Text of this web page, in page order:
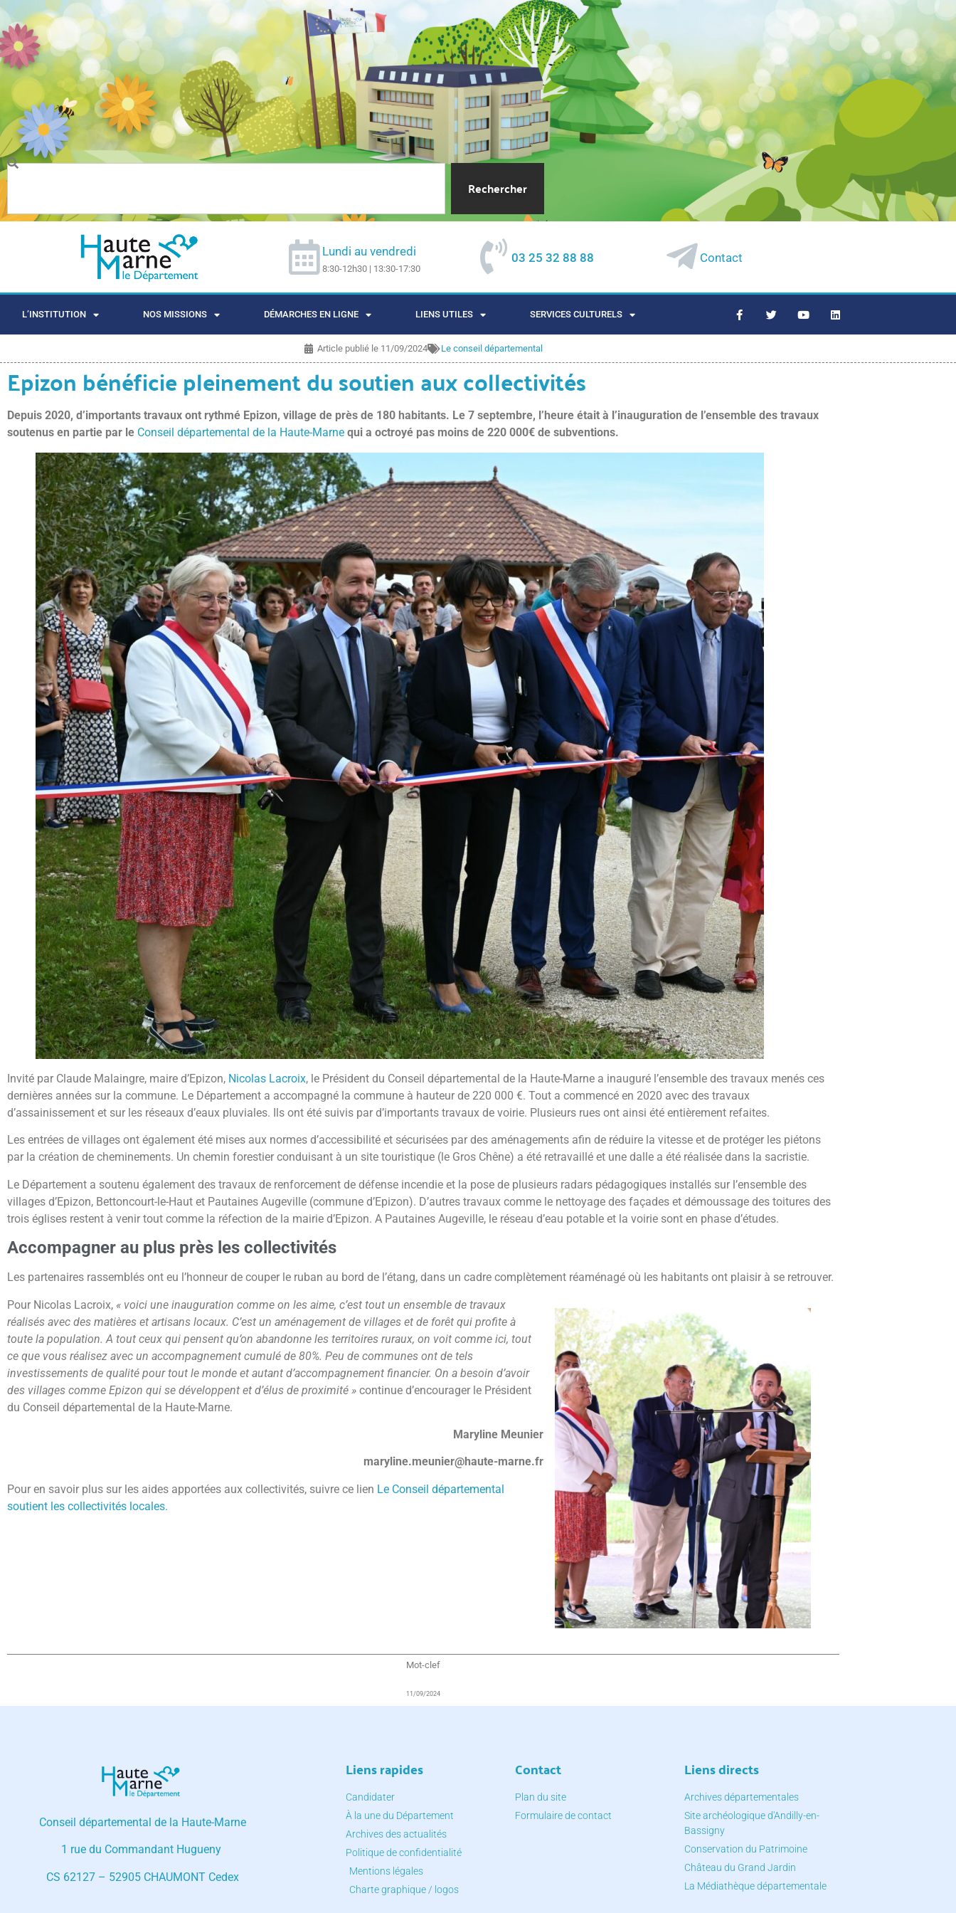
Rechercher
Lundi au vendredi
8:30-12h30 | 13:30-17:30
03 25 32 88 88 Contact
L’INSTITUTION NOS MISSIONS DÉMARCHES EN LIGNE LIENS UTILES SERVICES CULTURELS
Article publié le 11/09/2024 Le conseil départemental
Epizon bénéficie pleinement du soutien aux collectivités
Depuis 2020, d’importants travaux ont rythmé Epizon, village de près de 180 habitants. Le 7 septembre, l’heure était à l’inauguration de l’ensemble des travaux
soutenus en partie par le Conseil départemental de la Haute-Marne qui a octroyé pas moins de 220 000€ de subventions.
Invité par Claude Malaingre, maire d’Epizon, Nicolas Lacroix, le Président du Conseil départemental de la Haute-Marne a inauguré l’ensemble des travaux menés ces
dernières années sur la commune. Le Département a accompagné la commune à hauteur de 220 000 €. Tout a commencé en 2020 avec des travaux
d’assainissement et sur les réseaux d’eaux pluviales. Ils ont été suivis par d’importants travaux de voirie. Plusieurs rues ont ainsi été entièrement refaites.
Les entrées de villages ont également été mises aux normes d’accessibilité et sécurisées par des aménagements afin de réduire la vitesse et de protéger les piétons
par la création de cheminements. Un chemin forestier conduisant à un site touristique (le Gros Chêne) a été retravaillé et une dalle a été réalisée dans la sacristie.
Le Département a soutenu également des travaux de renforcement de défense incendie et la pose de plusieurs radars pédagogiques installés sur l’ensemble des
villages d’Epizon, Bettoncourt-le-Haut et Pautaines Augeville (commune d’Epizon). D’autres travaux comme le nettoyage des façades et démoussage des toitures des
trois églises restent à venir tout comme la réfection de la mairie d’Epizon. A Pautaines Augeville, le réseau d’eau potable et la voirie sont en phase d’études.
Accompagner au plus près les collectivités
Les partenaires rassemblés ont eu l’honneur de couper le ruban au bord de l’étang, dans un cadre complètement réaménagé où les habitants ont plaisir à se retrouver.
Pour Nicolas Lacroix, « voici une inauguration comme on les aime, c’est tout un ensemble de travaux
réalisés avec des matières et artisans locaux. C’est un aménagement de villages et de forêt qui profite à
toute la population. A tout ceux qui pensent qu’on abandonne les territoires ruraux, on voit comme ici, tout
ce que vous réalisez avec un accompagnement cumulé de 80%. Peu de communes ont de tels
investissements de qualité pour tout le monde et autant d’accompagnement financier. On a besoin d’avoir
des villages comme Epizon qui se développent et d’élus de proximité » continue d’encourager le Président
du Conseil départemental de la Haute-Marne.
Maryline Meunier
maryline.meunier@haute-marne.fr
Pour en savoir plus sur les aides apportées aux collectivités, suivre ce lien Le Conseil départemental
soutient les collectivités locales.
Mot-clef
11/09/2024
Conseil départemental de la Haute-Marne
1 rue du Commandant Hugueny
CS 62127 – 52905 CHAUMONT Cedex
Liens rapides
Candidater
À la une du Département
Archives des actualités
Politique de confidentialité
Mentions légales
Charte graphique / logos
Contact
Plan du site
Formulaire de contact
Liens directs
Archives départementales
Site archéologique d'Andilly-en-
Bassigny
Conservation du Patrimoine
Château du Grand Jardin
La Médiathèque départementale